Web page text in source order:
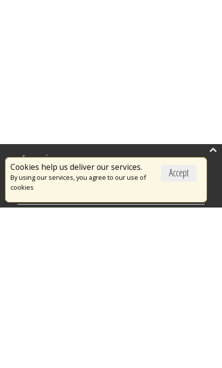
Accept
Cookies help us deliver our services.
By using our services, you agree to our use of
cookies
Επικαιρότητα
Το Πυροσβεστικό Σώμα